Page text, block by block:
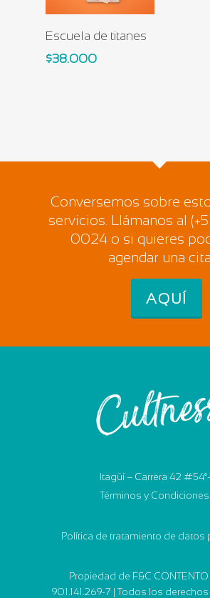
Add To Cart
Escuela de titanes
$38.000
Conversemos sobre
servicios. Llámanos al
0024 o si quieres
agendar una cita
AQUÍ
Itagüí – Carrera 42 #54ª-
Términos y Condiciones
Política de tratamiento de datos
Propiedad de F&C CONTENTO
901.141.269-7 | Todos los